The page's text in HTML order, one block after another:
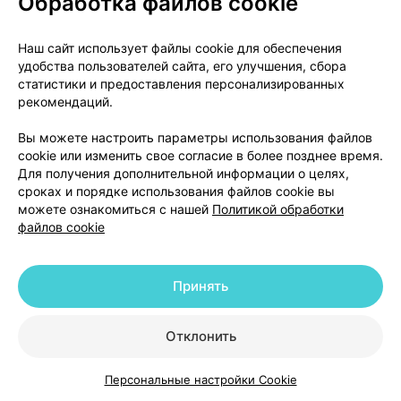
КаталогКорзинаИзбранноеПрофиль
Геп, лиофилизат, 500 мг×5
для приготовления раствора для
введения, Фармлэнд, Беларусь•по рецепту
69,25 — 96,02 р.
для приготовления раствора для
Наш сайт использует файлы cookie для обеспечения
удобства пользователей сайта, его улучшения, сбора
статистики и предоставления персонализированных
рекомендаций.
Вы можете настроить параметры использования файлов
cookie или изменить свое согласие в более позднее время.
Для получения дополнительной информации о целях,
сроках и порядке использования файлов cookie вы
можете ознакомиться с нашей Политикой обработки
файлов cookie
Отклонить
Принять
Персональные настройки Cookie